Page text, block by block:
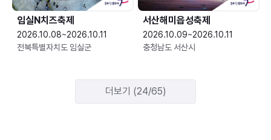
임실N치즈축제
2026.10.08~2026.10.11
전북특별자치도 임실군
서산해미읍성축제
2026.10.09~2026.10.11
충청남도 서산시
더보기 (24/65)